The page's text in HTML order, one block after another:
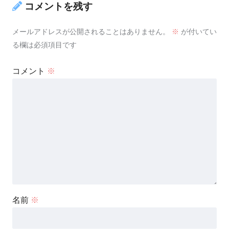
コメントを残す
メールアドレスが公開されることはありません。 ※ が付いてい
る欄は必須項目です
コメント ※
名前 ※